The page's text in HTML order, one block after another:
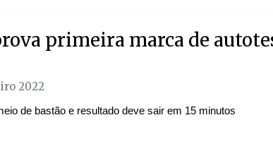
primeira marca de
2022
de bastão e resultado deve sair em 15 minutos